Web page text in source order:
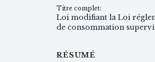
Titre complet:
Loi modifiant la Loi
de consommation
RÉSUMÉ